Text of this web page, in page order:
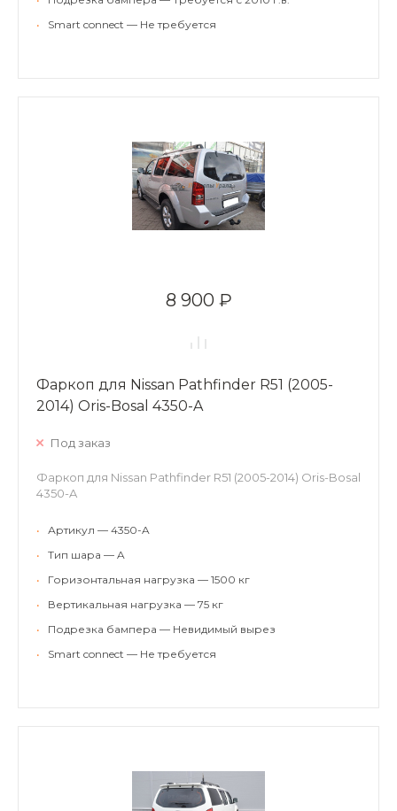
•
Smart connect — Не требуется
8 900 ₽
Фаркоп для Nissan Pathfinder R51 (2005-
2014) Oris-Bosal 4350-A
Под заказ
Фаркоп для Nissan Pathfinder R51 (2005-2014) Oris-Bosal
4350-A
•
Артикул — 4350-A
•
Тип шара — A
•
Горизонтальная нагрузка — 1500 кг
•
Вертикальная нагрузка — 75 кг
•
Подрезка бампера — Невидимый вырез
•
Smart connect — Не требуется